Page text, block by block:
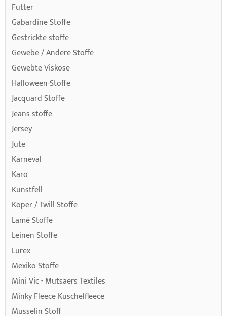
Futter
Gabardine Stoffe
Gestrickte stoffe
Gewebe / Andere Stoffe
Gewebte Viskose
Halloween-Stoffe
Jacquard Stoffe
Jeans stoffe
Jersey
Jute
Karneval
Karo
Kunstfell
Köper / Twill Stoffe
Lamé Stoffe
Leinen Stoffe
Lurex
Mexiko Stoffe
Mini Vic - Mutsaers Textiles
Minky Fleece Kuschelfleece
Musselin Stoff